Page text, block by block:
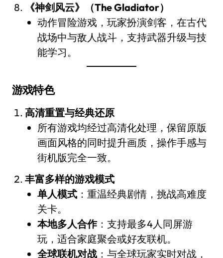
《神剑风云》（The Gladiator）
动作冒险游戏，玩家扮演剑客，在古代
战场中与敌人战斗，支持武器升级与技
能学习。
游戏特色
高清重置与经典还原
所有游戏均经过高清化处理，保留原版
画面风格的同时提升画质，操作手感与
街机版完全一致。
丰富多样的游戏模式
单人模式 ：重温经典剧情，挑战高难度
关卡。
本地多人合作：支持最多4人同屏游
玩，适合家庭聚会或好友联机。
全球联机对战 ：与全球玩家实时对战，